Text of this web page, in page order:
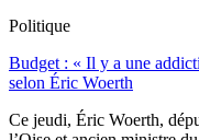
Politique
Budget : « Il y a une
selon Éric Woerth
Ce jeudi, Éric Woerth,